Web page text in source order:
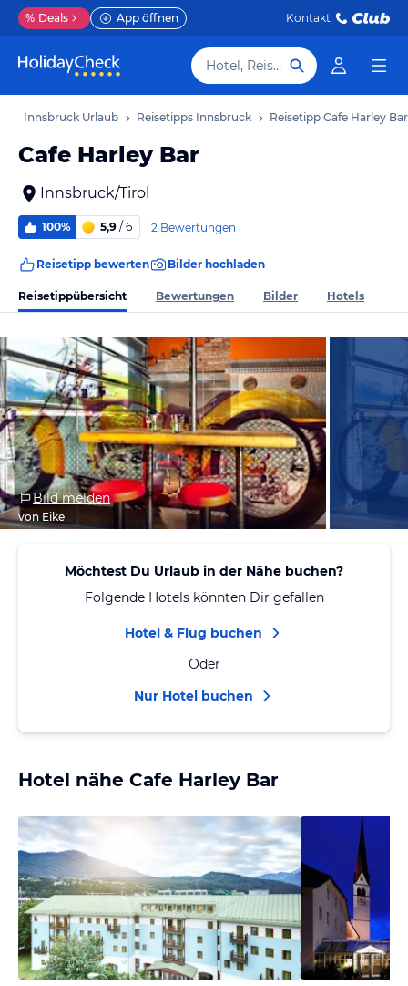
% Deals App öffnen Kontakt
Hotel, Reiseziel
Innsbruck Urlaub Reisetipps Innsbruck Reisetipp Cafe Harley Bar
Cafe Harley Bar
Innsbruck/Tirol
100% 5,9 / 6 2 Bewertungen
Reisetipp bewerten Bilder hochladen
Reisetippübersicht Bewertungen Bilder Hotels
Bild melden
von Eike
Möchtest Du Urlaub in der Nähe buchen?
Folgende Hotels könnten Dir gefallen
Hotel & Flug buchen
Oder
Nur Hotel buchen
Hotel nähe Cafe Harley Bar